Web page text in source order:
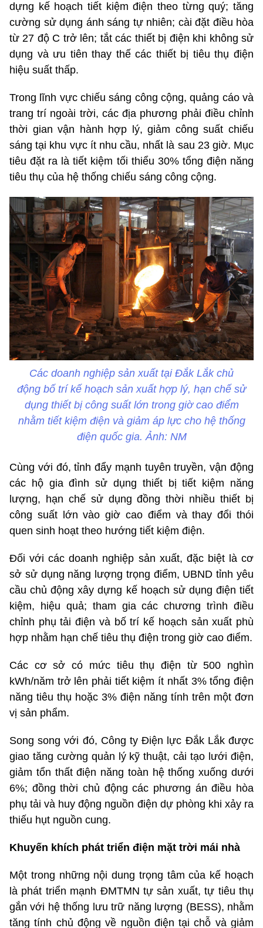
dựng kế hoạch tiết kiệm điện theo từng quý; tăng
cường sử dụng ánh sáng tự nhiên; cài đặt điều hòa
từ 27 độ C trở lên; tắt các thiết bị điện khi không sử
dụng và ưu tiên thay thế các thiết bị tiêu thụ điện
hiệu suất thấp.
Trong lĩnh vực chiếu sáng công cộng, quảng cáo và
trang trí ngoài trời, các địa phương phải điều chỉnh
thời gian vận hành hợp lý, giảm công suất chiếu
sáng tại khu vực ít nhu cầu, nhất là sau 23 giờ. Mục
tiêu đặt ra là tiết kiệm tối thiểu 30% tổng điện năng
tiêu thụ của hệ thống chiếu sáng công cộng.
Các doanh nghiệp sản xuất tại Đắk Lắk chủ
động bố trí kế hoạch sản xuất hợp lý, hạn chế sử
dụng thiết bị công suất lớn trong giờ cao điểm
nhằm tiết kiệm điện và giảm áp lực cho hệ thống
điện quốc gia. Ảnh: NM
Cùng với đó, tỉnh đẩy mạnh tuyên truyền, vận động
các hộ gia đình sử dụng thiết bị tiết kiệm năng
lượng, hạn chế sử dụng đồng thời nhiều thiết bị
công suất lớn vào giờ cao điểm và thay đổi thói
quen sinh hoạt theo hướng tiết kiệm điện.
Đối với các doanh nghiệp sản xuất, đặc biệt là cơ
sở sử dụng năng lượng trọng điểm, UBND tỉnh yêu
cầu chủ động xây dựng kế hoạch sử dụng điện tiết
kiệm, hiệu quả; tham gia các chương trình điều
chỉnh phụ tải điện và bố trí kế hoạch sản xuất phù
hợp nhằm hạn chế tiêu thụ điện trong giờ cao điểm.
Các cơ sở có mức tiêu thụ điện từ 500 nghìn
kWh/năm trở lên phải tiết kiệm ít nhất 3% tổng điện
năng tiêu thụ hoặc 3% điện năng tính trên một đơn
vị sản phẩm.
Song song với đó, Công ty Điện lực Đắk Lắk được
giao tăng cường quản lý kỹ thuật, cải tạo lưới điện,
giảm tổn thất điện năng toàn hệ thống xuống dưới
6%; đồng thời chủ động các phương án điều hòa
phụ tải và huy động nguồn điện dự phòng khi xảy ra
thiếu hụt nguồn cung.
Khuyến khích phát triển điện mặt trời mái nhà
Một trong những nội dung trọng tâm của kế hoạch
là phát triển mạnh ĐMTMN tự sản xuất, tự tiêu thụ
gắn với hệ thống lưu trữ năng lượng (BESS), nhằm
tăng tính chủ động về nguồn điện tại chỗ và giảm